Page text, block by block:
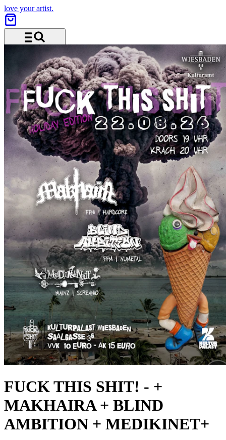
love your artist.
Menu and search
FUCK THIS SHIT! - +
MAKHAIRA + BLIND
AMBITION + MEDIKINET+